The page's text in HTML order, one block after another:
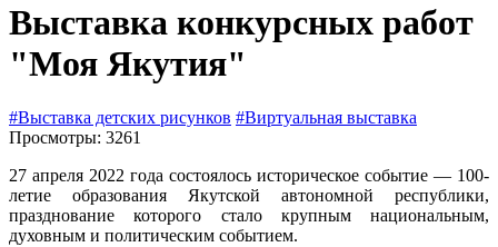
Выставка конкурсных работ
"Моя Якутия"
#Выставка детских рисунков #Виртуальная выставка
Просмотры: 3261
27 апреля 2022 года состоялось историческое событие — 100-
летие образования Якутской автономной республики,
празднование которого стало крупным национальным,
духовным и политическим событием.